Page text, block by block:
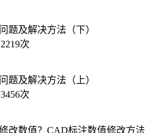
题及解决方法（下）
次
题及解决方法（上）
次
改数值？CAD标注数值修改方法